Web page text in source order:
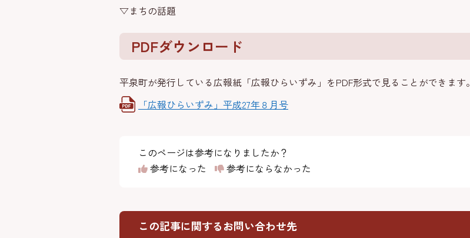
▽まちの話題
PDFダウンロード
平泉町が発行している広報紙「広報ひらいずみ」をPDF形式で見ることができます。
「広報ひらいずみ」平成27年８月号
このページは参考になりましたか？
参考になった
参考にならなかった
この記事に関するお問い合わせ先